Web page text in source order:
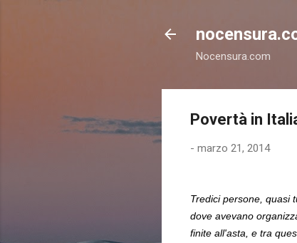
Nocensura.com
Povertà in
- marzo 21, 2014
Tredici persone, quasi
dove avevano
finite all'asta, e tra